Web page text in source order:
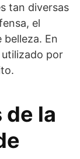
tan diversas
el
belleza. En
utilizado por
de la